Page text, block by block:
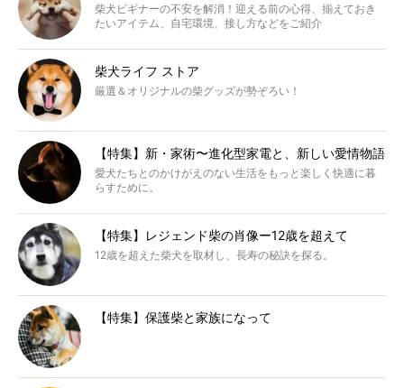
柴犬ビギナーの不安を解消！迎える前の心得、揃えておき
たいアイテム、自宅環境、接し方などをご紹介
柴犬ライフ ストア
厳選＆オリジナルの柴グッズが勢ぞろい！
【特集】新・家術〜進化型家電と、新しい愛情物語
愛犬たちとのかけがえのない生活をもっと楽しく快適に暮
らすために。
【特集】レジェンド柴の肖像ー12歳を超えて
12歳を超えた柴犬を取材し、長寿の秘訣を探る。
【特集】保護柴と家族になって